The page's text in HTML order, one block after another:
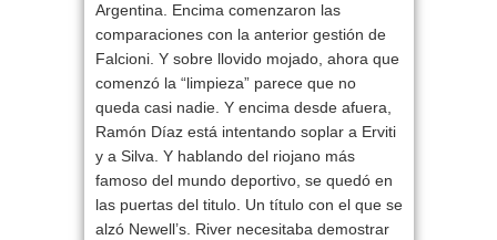
Argentina. Encima comenzaron las
comparaciones con la anterior gestión de
Falcioni. Y sobre llovido mojado, ahora que
comenzó la “limpieza” parece que no
queda casi nadie. Y encima desde afuera,
Ramón Díazestá intentando soplar a Erviti
y a Silva. Y hablando del riojano más
famoso del mundo deportivo, se quedó en
las puertas del titulo. Un título con el que se
alzó Newell’s. River necesitaba demostrar